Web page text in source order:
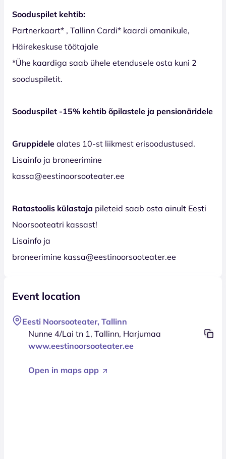
Sooduspilet kehtib:
Partnerkaart* , Tallinn Cardi* kaardi omanikule,
Häirekeskuse töötajale
*Ühe kaardiga saab ühele etendusele osta kuni 2
sooduspiletit.
Sooduspilet -15% kehtib õpilastele ja pensionäridele
Gruppidele alates 10-st liikmest erisoodustused.
Lisainfo ja broneerimine
kassa@eestinoorsooteater.ee
Ratastoolis külastaja pileteid saab osta ainult Eesti
Noorsooteatri kassast!
Lisainfo ja
broneerimine kassa@eestinoorsooteater.ee
Event location
Eesti Noorsooteater, Tallinn
Nunne 4/Lai tn 1, Tallinn, Harjumaa
www.eestinoorsooteater.ee
Open in maps app